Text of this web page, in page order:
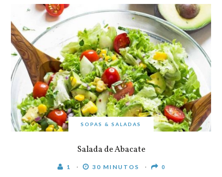
SOPAS & SALADAS
Salada de Abacate
1 30 MINUTOS 0